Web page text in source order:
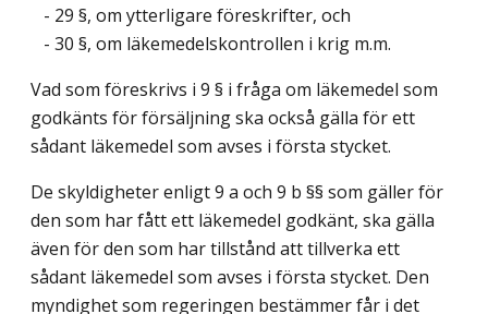
- 29 §, om ytterligare föreskrifter, och
- 30 §, om läkemedelskontrollen i krig m.m.
Vad som föreskrivs i 9 § i fråga om läkemedel som
godkänts för försäljning ska också gälla för ett
sådant läkemedel som avses i första stycket.
De skyldigheter enligt 9 a och 9 b §§ som gäller för
den som har fått ett läkemedel godkänt, ska gälla
även för den som har tillstånd att tillverka ett
sådant läkemedel som avses i första stycket. Den
myndighet som regeringen bestämmer får i det